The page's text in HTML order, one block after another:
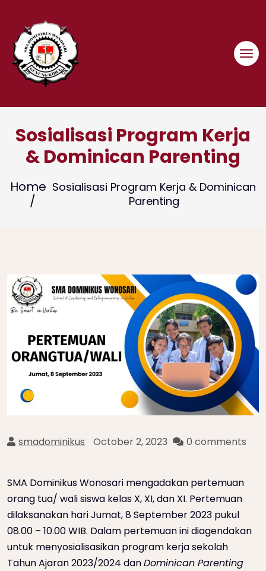
content
Sosialisasi Program Kerja
& Dominican Parenting
Home Sosialisasi Program Kerja & Dominican
Parenting
smadominikus October 2, 2023 0 comments
SMA Dominikus Wonosari mengadakan pertemuan
orang tua/ wali siswa kelas X, XI, dan XI. Pertemuan
dilaksanakan hari Jumat, 8 September 2023 pukul
08.00 – 10.00 WIB. Dalam pertemuan ini diagendakan
untuk menyosialisasikan program kerja sekolah
Tahun Ajaran 2023/2024 danDominican Parenting